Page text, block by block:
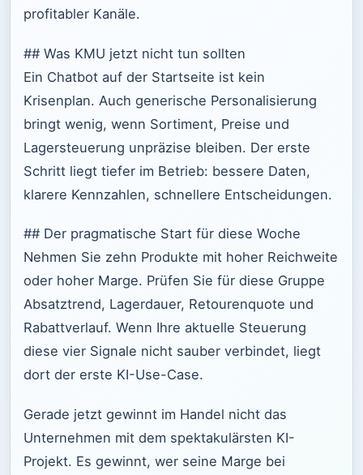
profitabler Kanäle.
## Was KMU jetzt nicht tun sollten
Ein Chatbot auf der Startseite ist kein
Krisenplan. Auch generische Personalisierung
bringt wenig, wenn Sortiment, Preise und
Lagersteuerung unpräzise bleiben. Der erste
Schritt liegt tiefer im Betrieb: bessere Daten,
klarere Kennzahlen, schnellere Entscheidungen.
## Der pragmatische Start für diese Woche
Nehmen Sie zehn Produkte mit hoher Reichweite
oder hoher Marge. Prüfen Sie für diese Gruppe
Absatztrend, Lagerdauer, Retourenquote und
Rabattverlauf. Wenn Ihre aktuelle Steuerung
diese vier Signale nicht sauber verbindet, liegt
dort der erste KI-Use-Case.
Gerade jetzt gewinnt im Handel nicht das
Unternehmen mit dem spektakulärsten KI-
Projekt. Es gewinnt, wer seine Marge bei